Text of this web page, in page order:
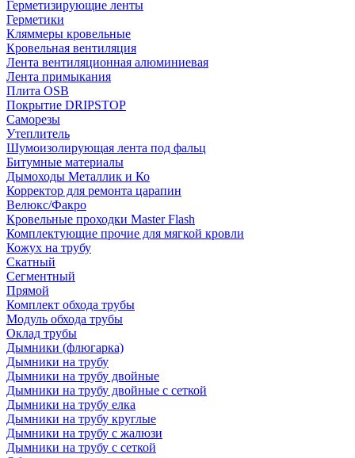
Герметизирующие ленты
Герметики
Кляммеры кровельные
Кровельная вентиляция
Лента вентиляционная алюминиевая
Лента примыкания
Плита OSB
Покрытие DRIPSTOP
Саморезы
Утеплитель
Шумоизолирующая лента под фальц
Битумные материалы
Дымоходы Металлик и Ко
Корректор для ремонта царапин
Велюкс/Факро
Кровельные проходки Master Flash
Комплектующие прочие для мягкой кровли
Кожух на трубу
Скатный
Сегментный
Прямой
Комплект обхода трубы
Модуль обхода трубы
Оклад трубы
Дымники (флюгарка)
Дымники на трубу
Дымники на трубу двoйные
Дымники на трубу двoйные с сеткой
Дымники на трубу елка
Дымники на трубу круглые
Дымники на трубу с жалюзи
Дымники на трубу с сеткой